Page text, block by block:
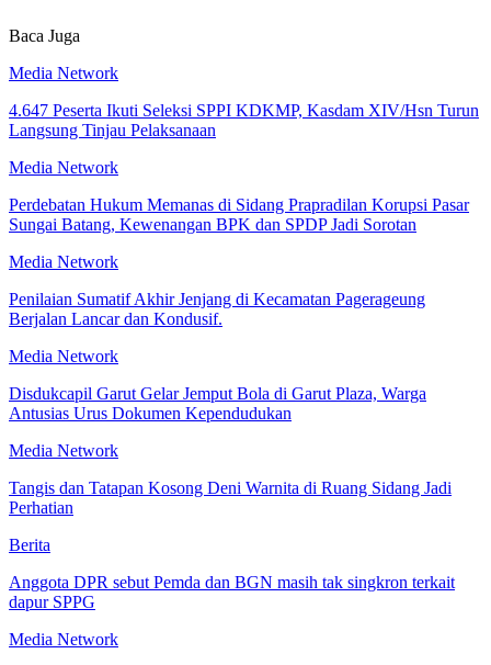
Baca Juga
Media Network
4.647 Peserta Ikuti Seleksi SPPI KDKMP, Kasdam XIV/Hsn Turun
Langsung Tinjau Pelaksanaan
Media Network
Perdebatan Hukum Memanas di Sidang Prapradilan Korupsi Pasar
Sungai Batang, Kewenangan BPK dan SPDP Jadi Sorotan
Media Network
Penilaian Sumatif Akhir Jenjang di Kecamatan Pagerageung
Berjalan Lancar dan Kondusif.
Media Network
Disdukcapil Garut Gelar Jemput Bola di Garut Plaza, Warga
Antusias Urus Dokumen Kependudukan
Media Network
Tangis dan Tatapan Kosong Deni Warnita di Ruang Sidang Jadi
Perhatian
Berita
Anggota DPR sebut Pemda dan BGN masih tak singkron terkait
dapur SPPG
Media Network